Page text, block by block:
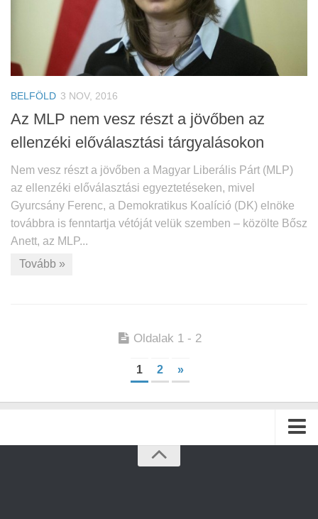
BELFÖLD 3 NOV, 2016
Az MLP nem vesz részt a jövőben az
ellenzéki előválasztási tárgyalásokon
Nem vesz részt a jövőben a Magyar Liberális Párt (MLP)
az ellenzéki előválasztási egyeztetéseken, mivel
Gyurcsány Ferenc, a Demokratikus Koalíció (DK) elnöke
továbbra is fenntartja vétóját velük szemben – közölte Bősz
Anett, az MLP...
Tovább »
Oldalak 1 - 2
1 2 »